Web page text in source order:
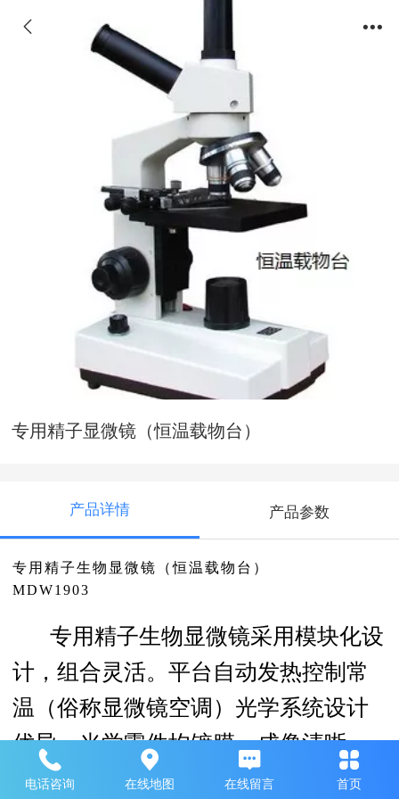
专用精子显微镜（恒温载物台）
产品详情 产品参数
专用精子生物显微镜（恒温载物台）
MDW1903
专用精子生物显微镜采用模块化设
计，组合灵活。平台自动发热控制常
温（俗称显微镜空调）光学系统设计
优异，光学零件均镀膜，成像清晰，
像质锐利。该仪器所有主要部件采用
电话咨询 在线地图 在线留言 首页